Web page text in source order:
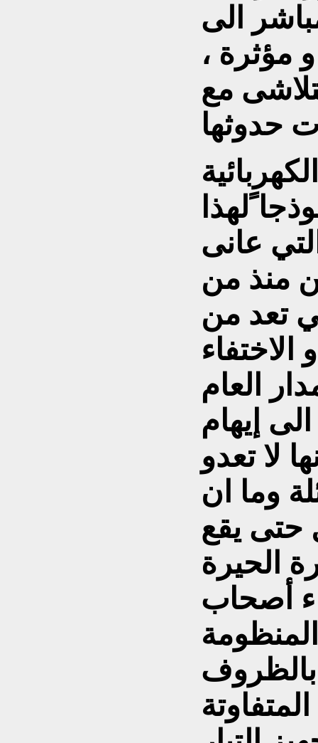
الى
مؤثرة ،
مع
ًلهذا
عانى
منذ من
تعد من
الاختفاء
العام
إيهام
لا تعدو
وما ان
حتى يقع
الحيرة
أصحاب
بالظروف